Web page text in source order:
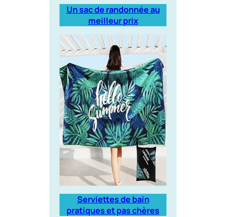
Un sac de randonnée au
meilleur prix
Serviettes de bain
pratiques et pas chères